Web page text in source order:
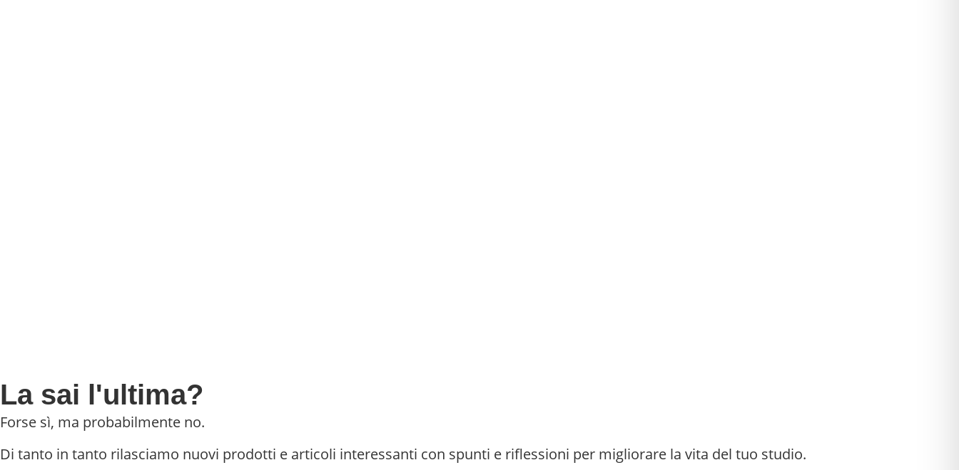
La sai l'ultima?
Forse sì, ma probabilmente no.
Di tanto in tanto rilasciamo nuovi prodotti e articoli interessanti con spunti e riflessioni per migliorare la vita del tuo studio.